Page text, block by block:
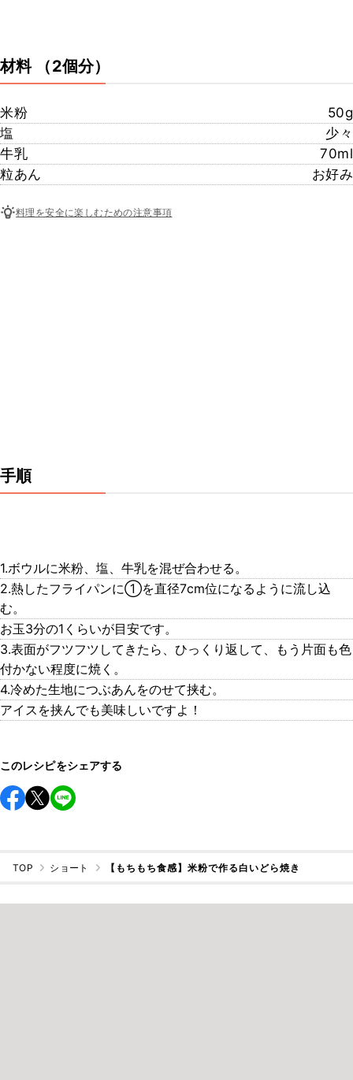
材料 （2個分）
米粉
50g
塩
少々
牛乳
70ml
粒あん
お好み
料理を安全に楽しむための注意事項
手順
1.ボウルに米粉、塩、牛乳を混ぜ合わせる。
2.熱したフライパンに①を直径7cm位になるように流し込
む。
お玉3分の1くらいが目安です。
3.表面がフツフツしてきたら、ひっくり返して、もう片面も色
付かない程度に焼く。
4.冷めた生地につぶあんをのせて挟む。
アイスを挟んでも美味しいですよ！
このレシピをシェアする
TOP ショート 【もちもち食感】米粉で作る白いどら焼き